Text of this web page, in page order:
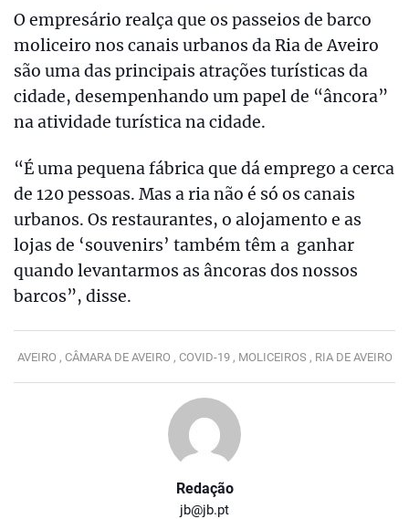
Redação
jb@jb.pt
O empresário realça que os passeios de barco
moliceiro nos canais urbanos da Ria de Aveiro
são uma das principais atrações turísticas da
cidade, desempenhando um papel de “âncora”
na atividade turística na cidade.
“É uma pequena fábrica que dá emprego a cerca
de 120 pessoas. Mas a ria não é só os canais
urbanos. Os restaurantes, o alojamento e as
lojas de ‘souvenirs’ também têm a ganhar
quando levantarmos as âncoras dos nossos
barcos”, disse.
AVEIRO , CÂMARA DE AVEIRO , COVID-19 , MOLICEIROS , RIA DE AVEIRO